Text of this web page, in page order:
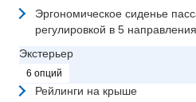
Эргономическое сиденье
регулировкой в 5
Экстерьер
6 опций
Рейлинги на крыше